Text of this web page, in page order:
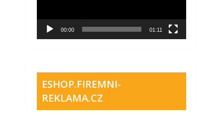
00:00 01:11
ESHOP.FIREMNI-
REKLAMA.CZ